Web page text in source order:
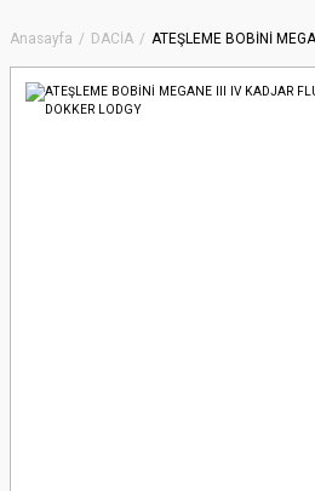
Anasayfa DACİA ATEŞLEME BOBİNİ